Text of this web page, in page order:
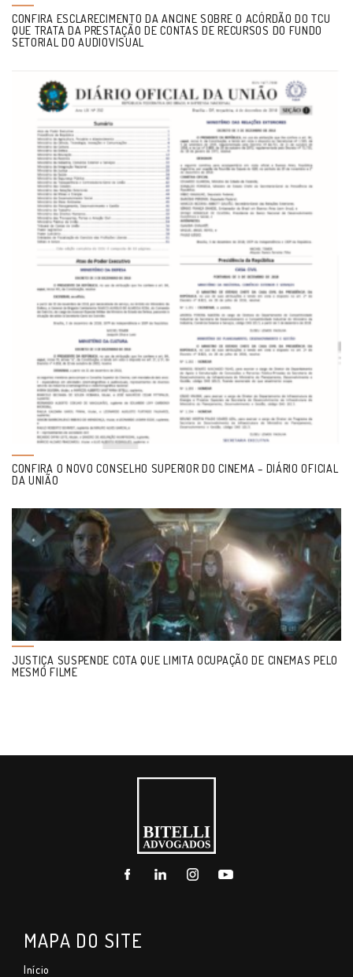
CONFIRA ESCLARECIMENTO DA ANCINE SOBRE O ACÓRDÃO DO TCU
QUE TRATA DA PRESTAÇÃO DE CONTAS DE RECURSOS DO FUNDO
SETORIAL DO AUDIOVISUAL
CONFIRA O NOVO CONSELHO SUPERIOR DO CINEMA – DIÁRIO OFICIAL
DA UNIÃO
JUSTIÇA SUSPENDE COTA QUE LIMITA OCUPAÇÃO DE CINEMAS PELO
MESMO FILME
MAPA DO SITE
Início